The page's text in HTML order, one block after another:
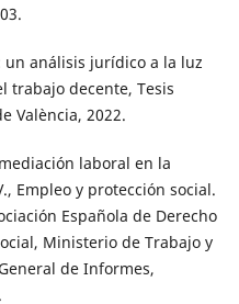
un análisis jurídico a la luz
trabajo decente, Tesis
València, 2022.
laboral en la
Empleo y protección social.
Española de Derecho
Ministerio de Trabajo y
de Informes,